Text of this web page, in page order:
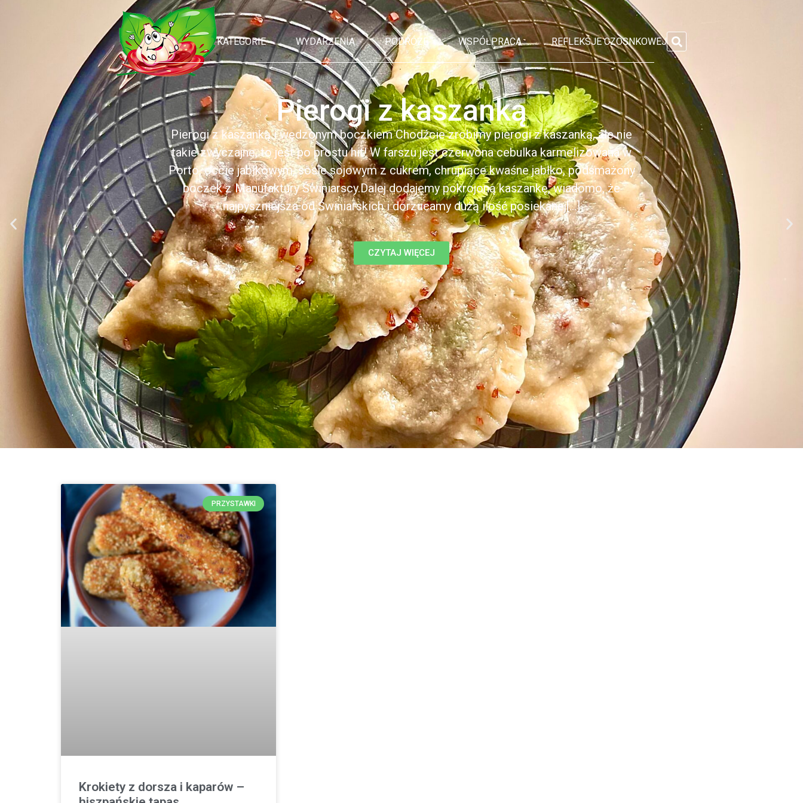
KATEGORIE WYDARZENIA PODRÓŻE WSPÓŁPRACA REFLEKSJE CZOSNKOWEJ
Pierogi z kaszanką
Pierogi z kaszanką i wędzonym boczkiem Chodźcie zrobimy pierogi z kaszanką, ale nie
takie zwyczajne, to jest po prostu hit! W farszu jest czerwona cebulka karmelizowana w
Porto, occie jabłkowym, sosie sojowym z cukrem, chrupiące kwaśne jabłko, podsmażony
boczek z Manufaktury Świniarscy.Dalej dodajemy pokrojoną kaszankę, wiadomo, że
najpyszniejsza od Świniarskich i dorzucamy dużą ilość posiekanej[...]
CZYTAJ WIĘCEJ
PRZYSTAWKI
Krokiety z dorsza i kaparów –